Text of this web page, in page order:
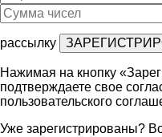
рассылку
Нажимая на кнопку
подтверждаете свое
пользовательского
Уже зарегистрированы?